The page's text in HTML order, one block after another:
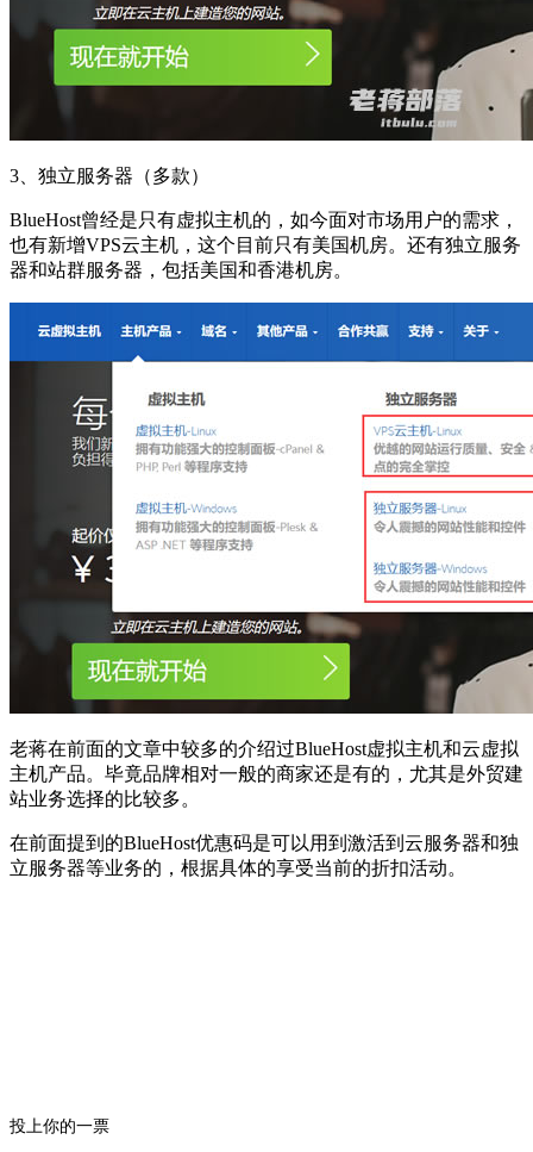
3、独立服务器（多款）
BlueHost曾经是只有虚拟主机的，如今面对市场用户的需求，
也有新增VPS云主机，这个目前只有美国机房。还有独立服务
器和站群服务器，包括美国和香港机房。
老蒋在前面的文章中较多的介绍过BlueHost虚拟主机和云虚拟
主机产品。毕竟品牌相对一般的商家还是有的，尤其是外贸建
站业务选择的比较多。
在前面提到的BlueHost优惠码是可以用到激活到云服务器和独
立服务器等业务的，根据具体的享受当前的折扣活动。
投上你的一票